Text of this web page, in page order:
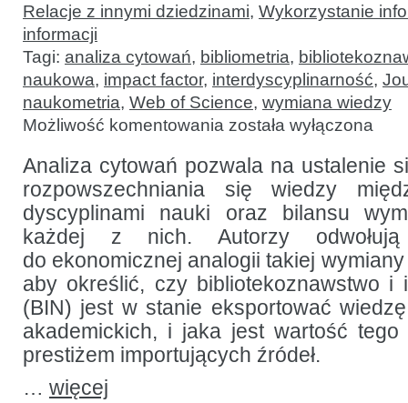
Relacje z innymi dziedzinami, Wykorzystanie
informacji
Tagi: analiza cytowań, bibliometria,
naukowa, impact factor, interdyscyplinarność,
naukometria, Web of Science, wymiana wiedzy
Możliwość komentowania Obliczanie
wartości
wiedzy
z badań
z zakresu
bibliotekoznawstwa
i informacji
naukowej
została wyłączona
Analiza cytowań pozwala na ustalenie
rozpowszechniania się wiedzy
dyscyplinami nauki oraz bilansu
każdej z nich. Autorzy
do ekonomicznej analogii takiej wymiany
aby określić, czy bibliotekoznawstwo i
(BIN) jest w stanie eksportować
akademickich, i jaka jest wartość tego
prestiżem importujących źródeł.
… więcej